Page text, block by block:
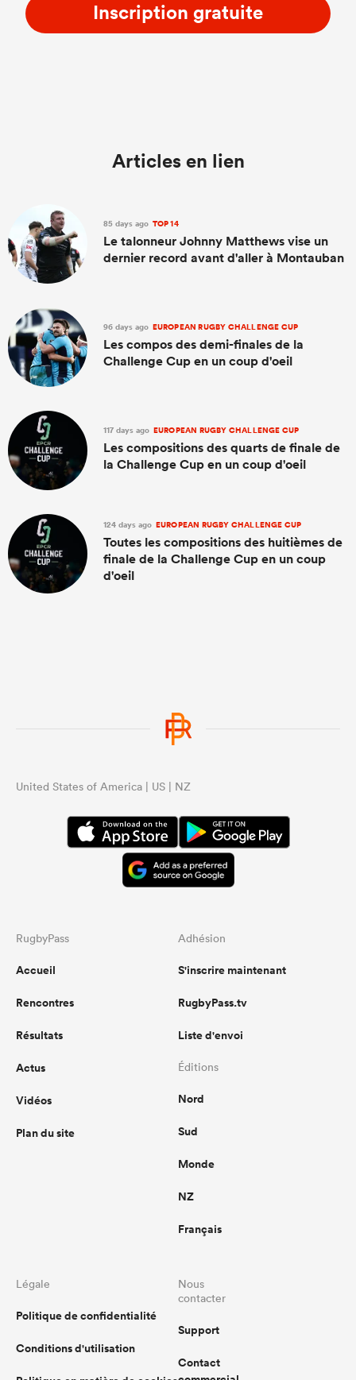
Inscription gratuite
Articles en lien
85 days ago TOP 14
Le talonneur Johnny Matthews vise un
dernier record avant d'aller à Montauban
96 days ago EUROPEAN RUGBY CHALLENGE CUP
Les compos des demi-finales de la
Challenge Cup en un coup d'oeil
117 days ago EUROPEAN RUGBY CHALLENGE CUP
Les compositions des quarts de finale de
la Challenge Cup en un coup d'oeil
124 days ago EUROPEAN RUGBY CHALLENGE CUP
Toutes les compositions des huitièmes de
finale de la Challenge Cup en un coup
d'oeil
United States of America | US | NZ
RugbyPass
Accueil
Rencontres
Résultats
Actus
Vidéos
Plan du site
Adhésion
S'inscrire maintenant
RugbyPass.tv
Liste d'envoi
Éditions
Nord
Sud
Monde
NZ
Français
Légale
Politique de confidentialité
Conditions d'utilisation
Nous
contacter
Support
Contact